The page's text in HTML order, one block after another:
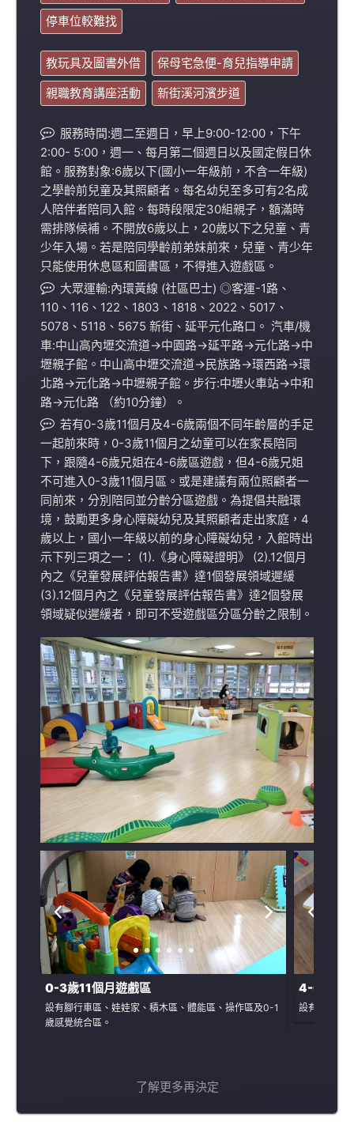
停車位較難找
教玩具及圖書外借
保母宅急便-育兒指導申請
親職教育講座活動
新街溪河濱步道
服務時間:週二至週日，早上9:00-12:00，下午
2:00- 5:00，週一、每月第二個週日以及國定假日休
館。服務對象:6歲以下(國小一年級前，不含一年級)
之學齡前兒童及其照顧者。每名幼兒至多可有2名成
人陪伴者陪同入館。每時段限定30組親子，額滿時
需排隊候補。不開放6歲以上，20歲以下之兒童、青
少年入場。若是陪同學齡前弟妹前來，兒童、青少年
只能使用休息區和圖書區，不得進入遊戲區。
大眾運輸:內環黃線 (社區巴士) ◎客運-1路、
110、116、122、1803、1818、2022、5017、
5078、5118、5675 新街、延平元化路口。 汽車/機
車:中山高內壢交流道->中園路->延平路->元化路->中
壢親子館。中山高中壢交流道->民族路->環西路->環
北路->元化路->中壢親子館。步行:中壢火車站->中和
路->元化路 （約10分鐘）。
若有0-3歲11個月及4-6歲兩個不同年齡層的手足
一起前來時，0-3歲11個月之幼童可以在家長陪同
下，跟隨4-6歲兄姐在4-6歲區遊戲，但4-6歲兄姐
不可進入0-3歲11個月區。或是建議有兩位照顧者一
同前來，分別陪同並分齡分區遊戲。為提倡共融環
境，鼓勵更多身心障礙幼兒及其照顧者走出家庭，4
歲以上，國小一年級以前的身心障礙幼兒，入館時出
示下列三項之一： (1).《身心障礙證明》 (2).12個月
內之《兒童發展評估報告書》達1個發展領域遲緩
(3).12個月內之《兒童發展評估報告書》達2個發展
領域疑似遲緩者，即可不受遊戲區分區分齡之限制。
0-3歲11個月遊戲區
設有腳行車區、娃娃家、積木區、體能區、操作區及0-1
歲感覺統合區。
4-6歲遊
設有建構區
了解更多再決定